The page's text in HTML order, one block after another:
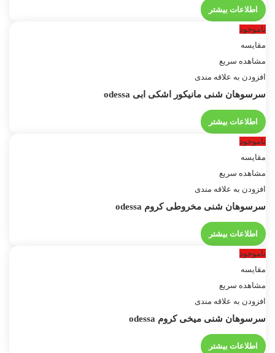
اطلاعات بیشتر
ناموجود
مقایسه
مشاهده سریع
افزودن به علاقه مندی
سرسوهان شنی مانیکور اشکی ابی odessa
اطلاعات بیشتر
ناموجود
مقایسه
مشاهده سریع
افزودن به علاقه مندی
سرسوهان شنی مخروطی کروم odessa
اطلاعات بیشتر
ناموجود
مقایسه
مشاهده سریع
افزودن به علاقه مندی
سرسوهان شنی میخی کروم odessa
اطلاعات بیشتر